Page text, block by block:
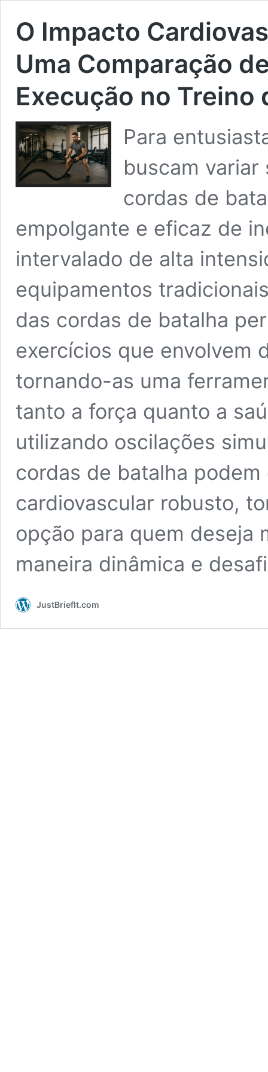
O Impacto
Uma Comparação
Execução no
Para
buscam variar
cordas de
empolgante e eficaz de
intervalado de alta
equipamentos
das cordas de batalha
exercícios que envolvem
tornando-as uma
tanto a força quanto a
utilizando oscilações
cordas de batalha
cardiovascular robusto,
opção para quem deseja
maneira dinâmica e
JustBriefIt.com